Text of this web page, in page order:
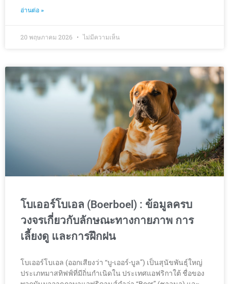
อ่านต่อ »
20 พฤษภาคม 2026 ไม่มีความเห็น
โบเออร์โบเอล (Boerboel) : ข้อมูลครบ
วงจรเกี่ยวกับลักษณะทางกายภาพ การ
เลี้ยงดู และการฝึกฝน
โบเออร์โบเอล (ออกเสียงว่า “บู-เออร์-บูล”) เป็นสุนัขพันธุ์ใหญ่
ประเภทมาสทิฟฟ์ที่มีถิ่นกำเนิดใน ประเทศแอฟริกาใต้ ชื่อของ